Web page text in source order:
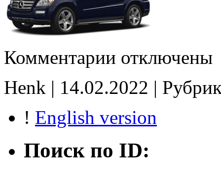
Комментарии записи
Flaps
EGR
отключены
Henk | 14.02.2022 |
! English version
Поиск по ID: